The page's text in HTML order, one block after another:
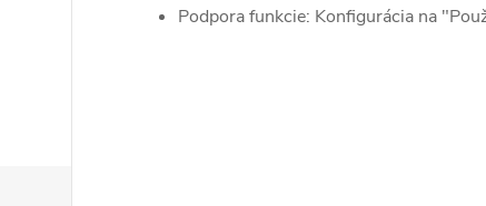
Podpora funkcie: Konfigurácia na